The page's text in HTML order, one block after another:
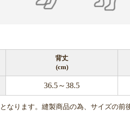
背丈
(cm)
36.5～38.5
なります。縫製商品の為、サイズの前